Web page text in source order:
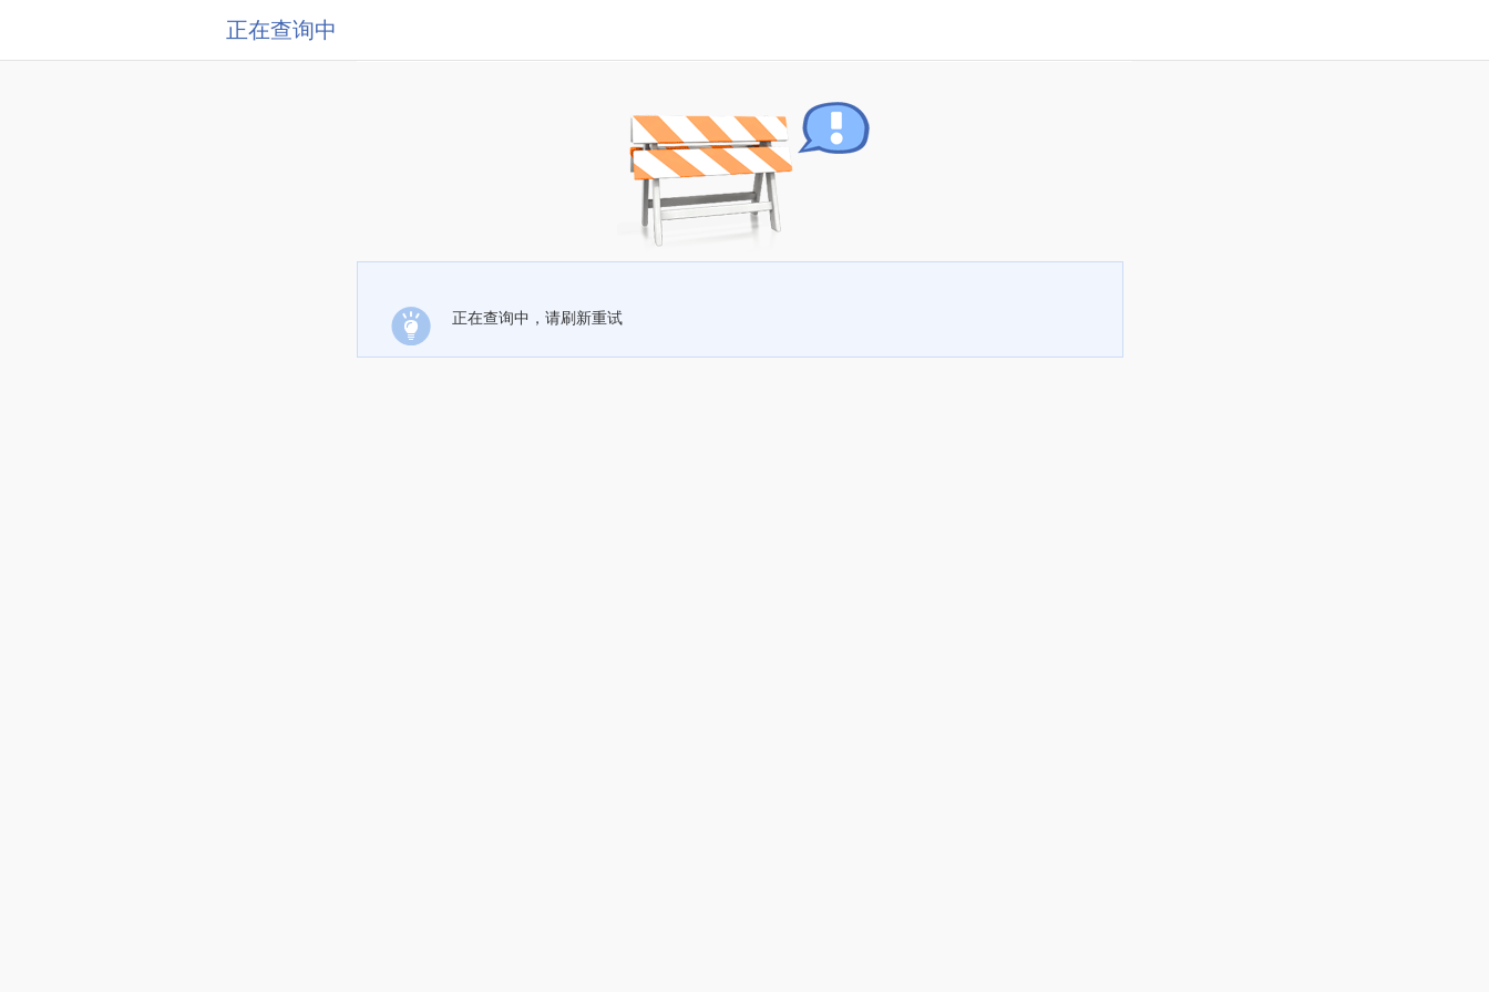
正在查询中
正在查询中，请刷新重试